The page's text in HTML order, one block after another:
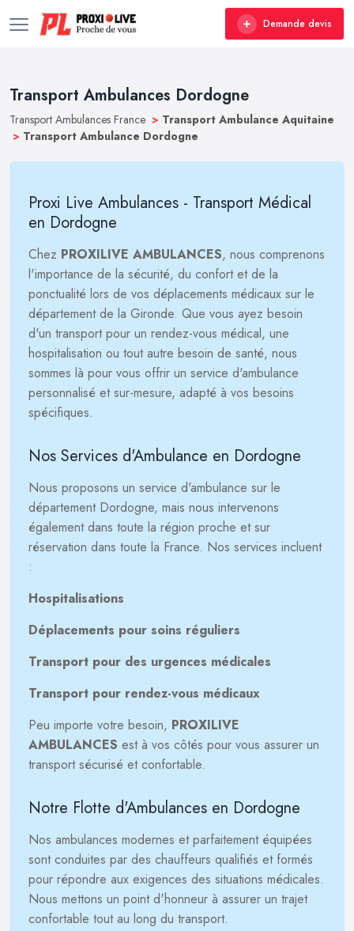
Demande devis
Transport Ambulances Dordogne
Transport Ambulances France > Transport Ambulance Aquitaine
> Transport Ambulance Dordogne
Proxi Live Ambulances - Transport Médical
en Dordogne
Chez PROXILIVE AMBULANCES, nous comprenons
l'importance de la sécurité, du confort et de la
ponctualité lors de vos déplacements médicaux sur le
département de la Gironde. Que vous ayez besoin
d'un transport pour un rendez-vous médical, une
hospitalisation ou tout autre besoin de santé, nous
sommes là pour vous offrir un service d'ambulance
personnalisé et sur-mesure, adapté à vos besoins
spécifiques.
Nos Services d'Ambulance en Dordogne
Nous proposons un service d'ambulance sur le
département Dordogne, mais nous intervenons
également dans toute la région proche et sur
réservation dans toute la France. Nos services incluent
:
Hospitalisations
Déplacements pour soins réguliers
Transport pour des urgences médicales
Transport pour rendez-vous médicaux
Peu importe votre besoin, PROXILIVE
AMBULANCES est à vos côtés pour vous assurer un
transport sécurisé et confortable.
Notre Flotte d'Ambulances en Dordogne
Nos ambulances modernes et parfaitement équipées
sont conduites par des chauffeurs qualifiés et formés
pour répondre aux exigences des situations médicales.
Nous mettons un point d'honneur à assurer un trajet
confortable tout au long du transport.